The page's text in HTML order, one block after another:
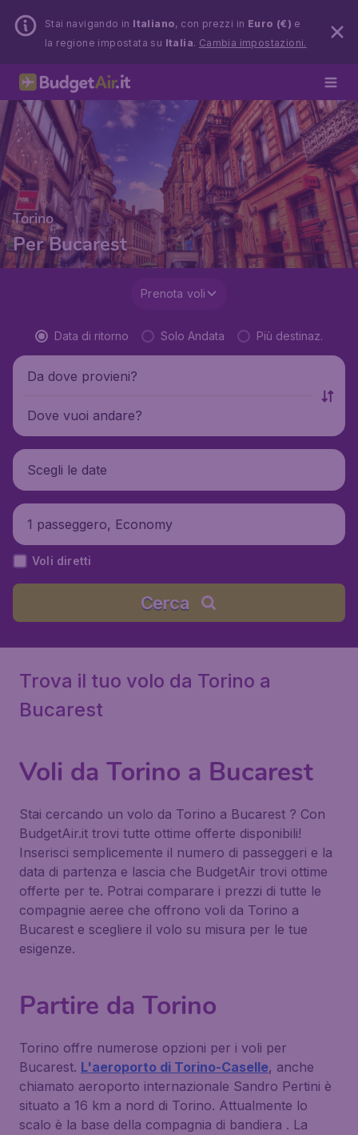
Stai navigando in Italiano, con prezzi in Euro (€) e
la regione impostata su Italia. Cambia impostazioni.
Torino
Per Bucarest
Prenota voli
Data di ritorno Solo Andata Più destinaz.
Da dove provieni?
Dove vuoi andare?
Scegli le date
1 passeggero, Economy
Voli diretti
Cerca
Trova il tuo volo da Torino a
Bucarest
Voli da Torino a Bucarest
Stai cercando un volo da Torino a Bucarest ? Con
BudgetAir.it trovi tutte ottime offerte disponibili!
Inserisci semplicemente il numero di passeggeri e la
data di partenza e lascia che BudgetAir trovi ottime
offerte per te. Potrai comparare i prezzi di tutte le
compagnie aeree che offrono voli da Torino a
Bucarest e scegliere il volo su misura per le tue
esigenze.
Partire da Torino
Torino offre numerose opzioni per i voli per
Bucarest. L'aeroporto di Torino-Caselle, anche
chiamato aeroporto internazionale Sandro Pertini è
situato a 16 km a nord di Torino. Attualmente lo
scalo è la base della compagnia di bandiera . La